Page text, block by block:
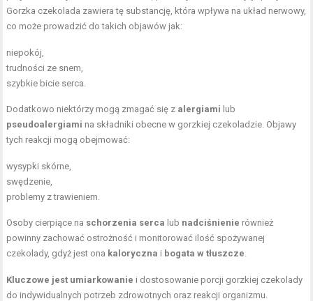
Gorzka czekolada zawiera tę substancję, która wpływa na układ nerwowy,
co może prowadzić do takich objawów jak:
niepokój,
trudności ze snem,
szybkie bicie serca.
Dodatkowo niektórzy mogą zmagać się z alergiami lub
pseudoalergiami na składniki obecne w gorzkiej czekoladzie. Objawy
tych reakcji mogą obejmować:
wysypki skórne,
swędzenie,
problemy z trawieniem.
Osoby cierpiące na schorzenia serca lub nadciśnienie również
powinny zachować ostrożność i monitorować ilość spożywanej
czekolady, gdyż jest ona kaloryczna i bogata w tłuszcze
Kluczowe jest umiarkowanie i dostosowanie porcji gorzkiej czekolady
do indywidualnych potrzeb zdrowotnych oraz reakcji organizmu.